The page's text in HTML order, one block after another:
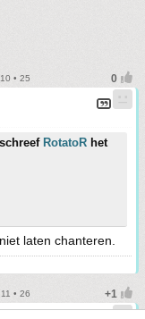
• 25
RotatoR het
laten chanteren.
• 26